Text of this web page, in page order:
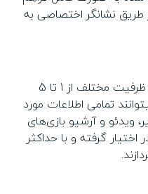
طریق نشانگر اختصاصی به
خانواده درایوهای HD710 Pro در 5 ظرفیت مختلف از 1 تا 5
تمامی اطلاعات مورد
ویدئو و آرشیو بازی‌های
گرفته و با حداکثر